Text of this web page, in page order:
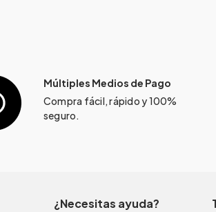
Múltiples Medios de Pago
Compra fácil, rápido y 100%
seguro.
¿Necesitas ayuda?